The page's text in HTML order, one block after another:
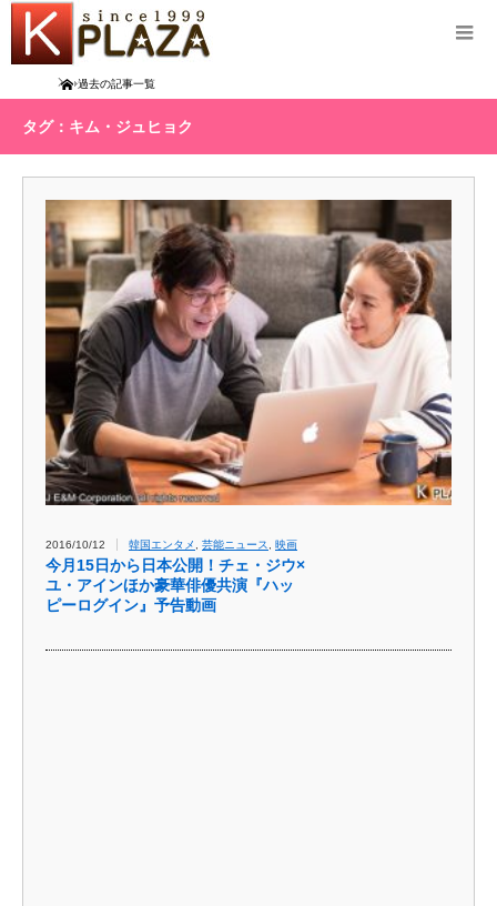
Home過去の記事一覧
タグ：キム・ジュヒョク
2016/10/12 韓国エンタメ 芸能ニュース 映画
今月15日から日本公開！チェ・ジウ×
ユ・アインほか豪華俳優共演『ハッ
ピーログイン』予告動画